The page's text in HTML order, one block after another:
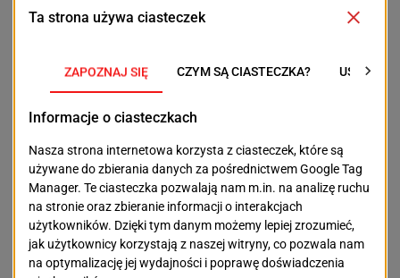
Tymczasem w tegorocznym głosowaniu SBO pojawił
punktu, w którym rowerzyści będą mogli naprawić
dziecięce. Projekt ten, choć znacznie mniej
mieszkańców i pokazuje, jak duże znaczenie ma
przestrzeń wokół Netto Areny.
Janusz Merz/Twoje Radio